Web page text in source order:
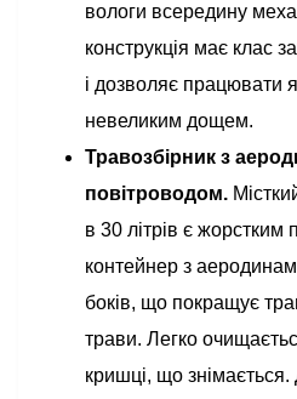
вологи всередину
конструкція має клас
і дозволяє працювати
невеликим дощем.
Травозбірник з
повітроводом.
в 30 літрів є
контейнер з
боків, що покращує
трави. Легко
кришці, що знімається.